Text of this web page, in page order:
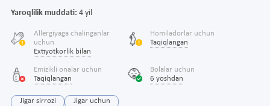
Yaroqlilik muddati: 4 yil
Allergiyaga chalinganlar
uchun
Extiyotkorlik bilan
Homiladorlar uchun
Taqiqlangan
Emizikli onalar uchun
Taqiqlangan
Bolalar uchun
6 yoshdan
Jigar sirrozi Jigar uchun